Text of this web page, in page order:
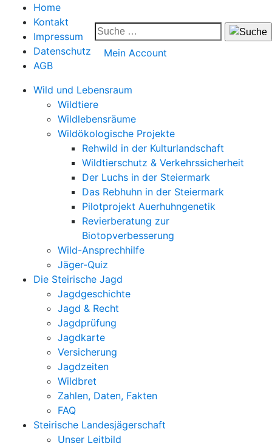
Home
Kontakt
Impressum
Datenschutz
AGB
Mein Account
Wild und Lebensraum
Wildtiere
Wildlebensräume
Wildökologische Projekte
Rehwild in der Kulturlandschaft
Wildtierschutz & Verkehrssicherheit
Der Luchs in der Steiermark
Das Rebhuhn in der Steiermark
Pilotprojekt Auerhuhngenetik
Revierberatung zur
Biotopverbesserung
Wild-Ansprechhilfe
Jäger-Quiz
Die Steirische Jagd
Jagdgeschichte
Jagd & Recht
Jagdprüfung
Jagdkarte
Versicherung
Jagdzeiten
Wildbret
Zahlen, Daten, Fakten
FAQ
Steirische Landesjägerschaft
Unser Leitbild